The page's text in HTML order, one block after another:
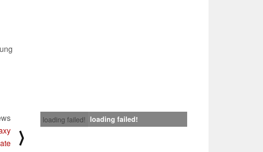
loading failed! loading failed!
⟩